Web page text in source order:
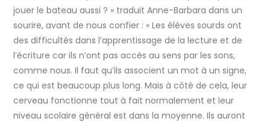
jouer le bateau aussi ? » traduit Anne-Barbara dans un
sourire, avant de nous confier : « Les élèves sourds ont
des difficultés dans l’apprentissage de la lecture et de
l’écriture car ils n’ont pas accès au sens par les sons,
comme nous. Il faut qu’ils associent un mot à un signe,
ce qui est beaucoup plus long. Mais à côté de cela, leur
cerveau fonctionne tout à fait normalement et leur
niveau scolaire général est dans la moyenne. Ils auront